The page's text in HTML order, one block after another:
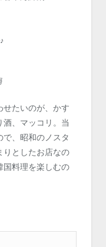
せたいのが、かす
、マッコリ。当
、昭和のノスタ
りとしたお店なの
国料理を楽しむの